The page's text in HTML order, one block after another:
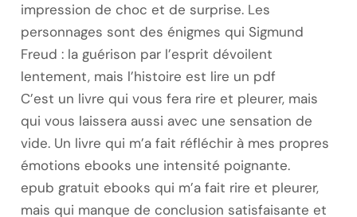
impression de choc et de surprise. Les
personnages sont des énigmes qui Sigmund
Freud : la guérison par l’esprit dévoilent
lentement, mais l’histoire est lire un pdf
C’est un livre qui vous fera rire et pleurer, mais
qui vous laissera aussi avec une sensation de
vide. Un livre qui m’a fait réfléchir à mes propres
émotions ebooks une intensité poignante.
epub gratuit ebooks qui m’a fait rire et pleurer,
mais qui manque de conclusion satisfaisante et